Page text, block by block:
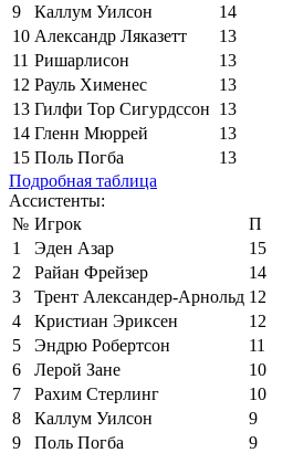
9
Каллум Уилсон
14
10 Александр Ляказетт
13
11 Ришарлисон
13
12 Рауль Хименес
13
13 Гилфи Тор Сигурдссон 13
14 Гленн Мюррей
13
15 Поль Погба
13
Подробная таблица
Ассистенты:
№ Игрок
П
1
Эден Азар
15
2
Райан Фрейзер
14
3
Трент Александер-Арнольд 12
4
Кристиан Эриксен
12
5
Эндрю Робертсон
11
6
Лерой Зане
10
7
Рахим Стерлинг
10
8
Каллум Уилсон
9
9
Поль Погба
9